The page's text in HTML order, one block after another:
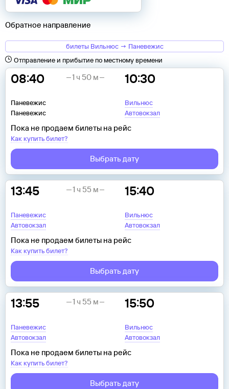
Обратное направление
билеты Вильнюс → Паневежис
Отправление и прибытие по местному времени
08:40
Паневежис
Паневежис
10:30
Вильнюс
Автовокзал
1 ч 50 м
Пока не продаем билеты на рейс
Как купить билет?
Выбрать дату
13:45
Паневежис
Автовокзал
15:40
Вильнюс
Автовокзал
1 ч 55 м
Пока не продаем билеты на рейс
Как купить билет?
Выбрать дату
13:55
Паневежис
Автовокзал
15:50
Вильнюс
Автовокзал
1 ч 55 м
Пока не продаем билеты на рейс
Как купить билет?
Выбрать дату